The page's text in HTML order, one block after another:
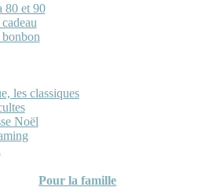
80 et 90
les classiques
Noël
Pour la famille